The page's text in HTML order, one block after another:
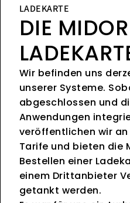
LADEKARTE
DIE
Wir befinden uns
unserer Systeme.
abgeschlossen und
Anwendungen
veröffentlichen wir
Tarife und bieten die
Bestellen einer
einem Drittanbieter
getankt werden.